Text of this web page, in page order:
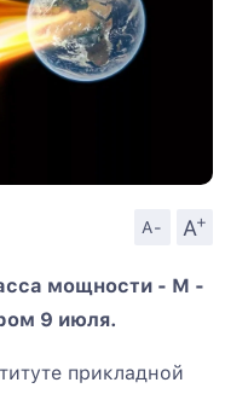
A- A
+
мощности - М -
9 июля.
прикладной